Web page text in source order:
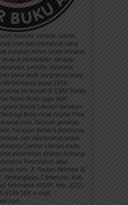
founder, pemilik, admin,
dan elibrary.id yang
puluhan tahun silam dengan
& pendidikan dengan
penulis, ilustrator,
buku anak yang terus tetap
berkarya sejak 1999
tim kreatif di CBM Studio
Nurul Ihsan juga aktif
Sosial Literasi Gerakan
Buku Anak Digital Free
Sebuah gerakan
Yayasan Sebaca Indonesia
dan diketuainya untuk
Cerdas Literasi pada
penerbitan silakan hubungi
Foundation atau
Jl. Raden Mochtar III,
Sindanglaya, Cimenyan, Kab.
Indonesia 40195, telp. (022)
6148 165. e-mail: